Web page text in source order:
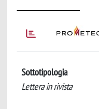
Sottotipologia
Lettera in rivista